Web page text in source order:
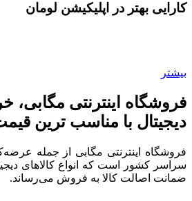
کارایی بهتر در اپلیکیشن لومان
بیشتر
فروشگاه اینترنتی مگابی،
دیجیتال با مناسب ترین
فروشگاه اینترنتی مگابی از جمله
سراسر کشور است که انواع کالاهای
ضمانت اصالت کالا به فروش می‌رساند.